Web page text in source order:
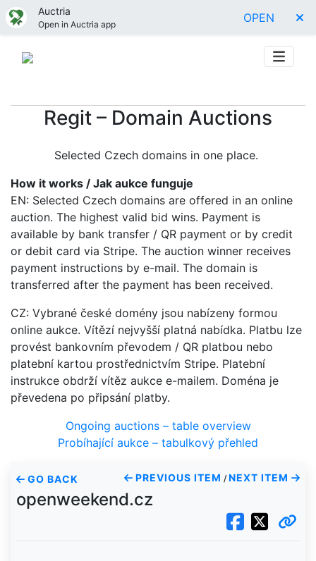
Auctria
Open in Auctria app OPEN
Regit – Domain Auctions
Selected Czech domains in one place.
How it works / Jak aukce funguje
EN: Selected Czech domains are offered in an online
auction. The highest valid bid wins. Payment is
available by bank transfer / QR payment or by credit
or debit card via Stripe. The auction winner receives
payment instructions by e-mail. The domain is
transferred after the payment has been received.
CZ: Vybrané české domény jsou nabízeny formou
online aukce. Vítězí nejvyšší platná nabídka. Platbu lze
provést bankovním převodem / QR platbou nebo
platební kartou prostřednictvím Stripe. Platební
instrukce obdrží vítěz aukce e-mailem. Doména je
převedena po připsání platby.
Ongoing auctions – table overview
Probíhající aukce – tabulkový přehled
GO BACK PREVIOUS ITEM / NEXT ITEM
openweekend.cz